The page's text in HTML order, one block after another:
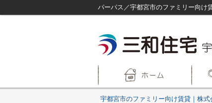
パーパス／宇都宮市のファミリー向け
宇都宮市のファミリー向け賃貸｜株